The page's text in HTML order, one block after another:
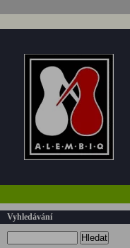
Vyhledávání
Hledat